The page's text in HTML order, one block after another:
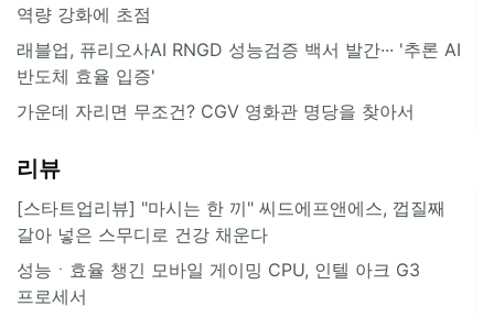
역량 강화에 초점
래블업, 퓨리오사AI RNGD 성능검증 백서 발간··· '추론 AI
반도체 효율 입증'
가운데 자리면 무조건? CGV 영화관 명당을 찾아서
리뷰
[스타트업리뷰] "마시는 한 끼" 씨드에프앤에스, 껍질째
갈아 넣은 스무디로 건강 채운다
성능ㆍ효율 챙긴 모바일 게이밍 CPU, 인텔 아크 G3
프로세서